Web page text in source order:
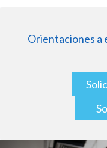
Orientaciones a